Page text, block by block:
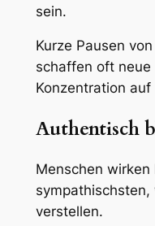
sein.
Kurze Pausen
schaffen oft
Konzentration
Authentisch
Menschen wirken
verstellen.